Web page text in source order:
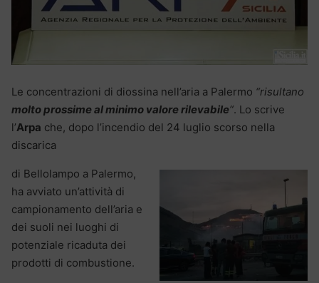
Le concentrazioni di diossina nell’aria a Palermo “risultano
molto prossime al minimo valore rilevabile“. Lo scrive
l’Arpa che, dopo l’incendio del 24 luglio scorso nella
discarica
di Bellolampo a Palermo,
ha avviato un’attività di
campionamento dell’aria e
dei suoli nei luoghi di
potenziale ricaduta dei
prodotti di combustione.